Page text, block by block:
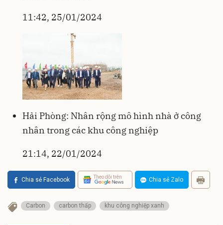
11:42, 25/01/2024
Hải Phòng: Nhân rộng mô hình nhà ở công
nhân trong các khu công nghiệp
21:14, 22/01/2024
Chia sẻ Facebook Theo dõi trên Chia sẻ Zalo
Carbon carbon thấp khu công nghiệp xanh